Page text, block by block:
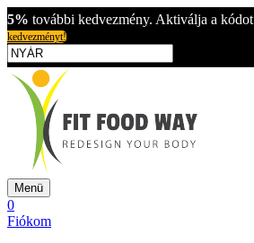
5% további kedvezmény. Aktiválja a kódot
kedvezményt!
Menü
0
Fiókom